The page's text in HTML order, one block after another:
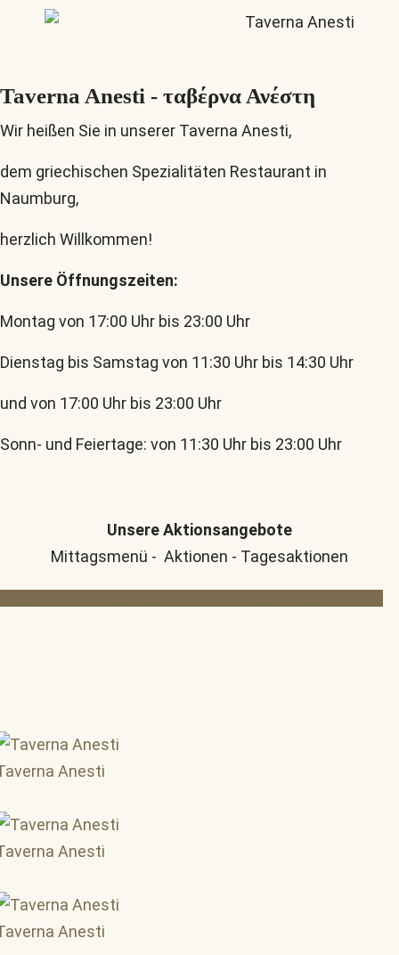
Taverna Anesti - ταβέρνα Ανέστη
Wir heißen Sie in unserer Taverna Anesti,
dem griechischen Spezialitäten Restaurant in
Naumburg,
herzlich Willkommen!
Unsere Öffnungszeiten:
Montag von 17:00 Uhr bis 23:00 Uhr
Dienstag bis Samstag von 11:30 Uhr bis 14:30 Uhr
und von 17:00 Uhr bis 23:00 Uhr
Sonn- und Feiertage: von 11:30 Uhr bis 23:00 Uhr
Unsere Aktionsangebote
Mittagsmenü - Aktionen - Tagesaktionen
Anesti
Anesti
Anesti